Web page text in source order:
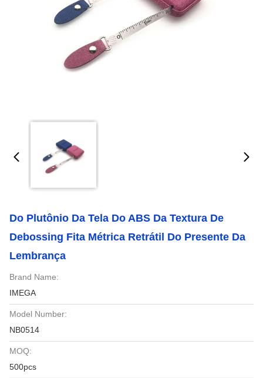
Do Plutônio Da Tela Do ABS Da Textura De
Debossing Fita Métrica Retrátil Do Presente Da
Lembrança
Brand Name:
IMEGA
Model Number:
NB0514
MOQ:
500pcs